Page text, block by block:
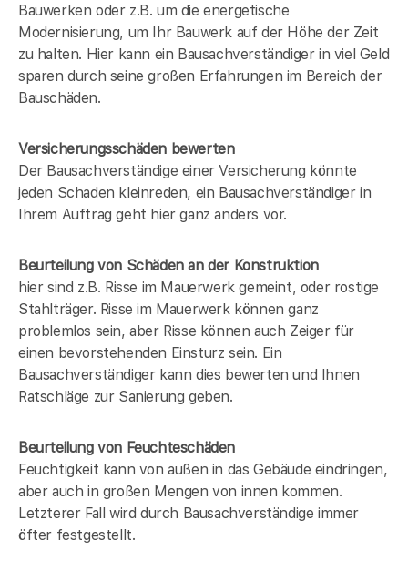
Bauwerken oder z.B. um die energetische
Modernisierung, um Ihr Bauwerk auf der Höhe der Zeit
zu halten. Hier kann ein Bausachverständiger in viel Geld
sparen durch seine großen Erfahrungen im Bereich der
Bauschäden.
Versicherungsschäden bewerten
Der Bausachverständige einer Versicherung könnte
jeden Schaden kleinreden, ein Bausachverständiger in
Ihrem Auftrag geht hier ganz anders vor.
Beurteilung von Schäden an der Konstruktion
hier sind z.B. Risse im Mauerwerk gemeint, oder rostige
Stahlträger. Risse im Mauerwerk können ganz
problemlos sein, aber Risse können auch Zeiger für
einen bevorstehenden Einsturz sein. Ein
Bausachverständiger kann dies bewerten und Ihnen
Ratschläge zur Sanierung geben.
Beurteilung von Feuchteschäden
Feuchtigkeit kann von außen in das Gebäude eindringen,
aber auch in großen Mengen von innen kommen.
Letzterer Fall wird durch Bausachverständige immer
öfter festgestellt.